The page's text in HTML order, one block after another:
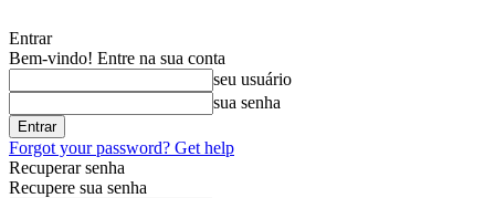
Entrar
Bem-vindo! Entre na sua conta
seu usuário
sua senha
Forgot your password? Get help
Recuperar senha
Recupere sua senha